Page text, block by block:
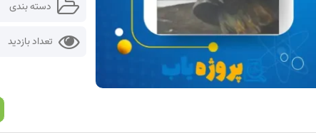
دسته بندی
تعداد بازدید